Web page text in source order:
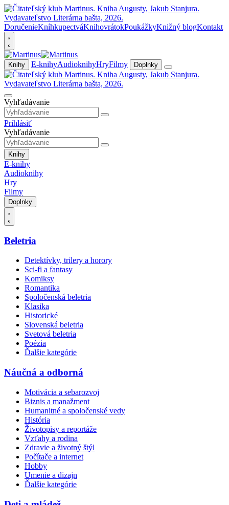
DoručenieKníhkupectváKnihovrátokPoukážkyKnižný blogKontakt
Knihy E-knihyAudioknihyHryFilmy Doplnky
Vyhľadávanie
Prihlásiť
Vyhľadávanie
Knihy
E-knihy
Audioknihy
Hry
Filmy
Doplnky
Beletria
Detektívky, trilery a horory
Sci-fi a fantasy
Komiksy
Romantika
Spoločenská beletria
Klasika
Historické
Slovenská beletria
Svetová beletria
Poézia
Ďalšie kategórie
Náučná a odborná
Motivácia a sebarozvoj
Biznis a manažment
Humanitné a spoločenské vedy
História
Životopisy a reportáže
Vzťahy a rodina
Zdravie a životný štýl
Počítače a internet
Hobby
Umenie a dizajn
Ďalšie kategórie